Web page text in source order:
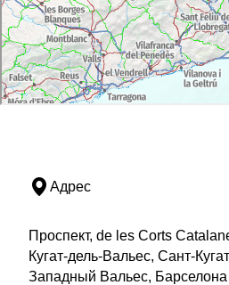
Адрес
Проспект, de les Corts
Кугат-дель-Вальес, Сант-
Западный Вальес, Барселона